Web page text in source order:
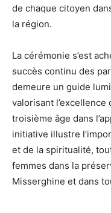
de chaque citoyen
la région.
La cérémonie s’est
succès continu des
demeure un guide
valorisant
troisième âge dans
initiative illustre
et de la spiritualité,
femmes dans la
Misserghine et dans